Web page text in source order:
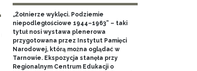
„Żołnierze wyklęci. Podziemie
niepodległościowe 1944–1963” – taki
tytuł nosi wystawa plenerowa
przygotowana przez Instytut Pamięci
Narodowej, którą można oglądać w
Tarnowie. Ekspozycja stanęła przy
Regionalnym Centrum Edukacji o